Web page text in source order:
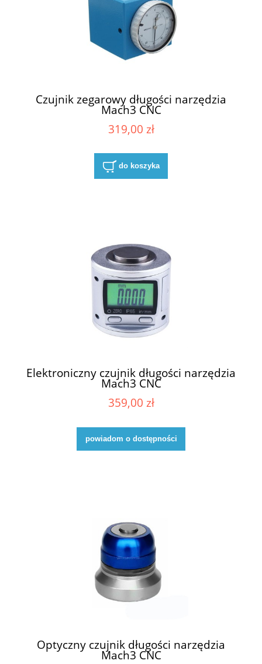
Czujnik zegarowy długości narzędzia
Mach3 CNC
319,00 zł
do koszyka
Elektroniczny czujnik długości narzędzia
Mach3 CNC
359,00 zł
powiadom o dostępności
Optyczny czujnik długości narzędzia
Mach3 CNC